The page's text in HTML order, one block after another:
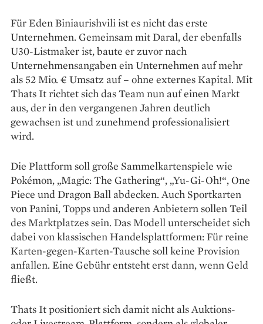
Für Eden Biniaurishvili ist es nicht das erste
Unternehmen. Gemeinsam mit Daral, der ebenfalls
U30-Listmaker ist, baute er zuvor nach
Unternehmensangaben ein Unternehmen auf mehr
als 52 Mio. € Umsatz auf – ohne externes Kapital. Mit
Thats It richtet sich das Team nun auf einen Markt
aus, der in den vergangenen Jahren deutlich
gewachsen ist und zunehmend professionalisiert
wird.
Die Plattform soll große Sammelkartenspiele wie
Pokémon, „Magic: The Gathering“, „Yu-Gi-Oh!“, One
Piece und Dragon Ball abdecken. Auch Sportkarten
von Panini, Topps und anderen Anbietern sollen Teil
des Marktplatzes sein. Das Modell unterscheidet sich
dabei von klassischen Handelsplattformen: Für reine
Karten-gegen-Karten-Tausche soll keine Provision
anfallen. Eine Gebühr entsteht erst dann, wenn Geld
fließt.
Thats It positioniert sich damit nicht als Auktions-